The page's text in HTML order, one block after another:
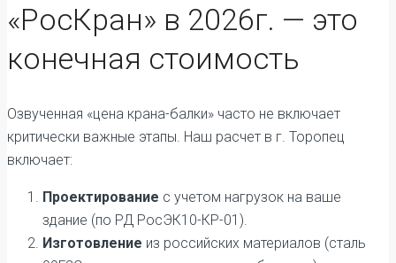
«РосКран» в 2026г. — это
конечная стоимость
Озвученная «цена крана-балки» часто не включает
критически важные этапы. Наш расчет в г. Торопец
включает:
Проектирование с учетом нагрузок на ваше
здание (по РД РосЭК10-КР-01).
Изготовление из российских материалов (сталь